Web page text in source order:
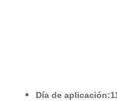
Día de